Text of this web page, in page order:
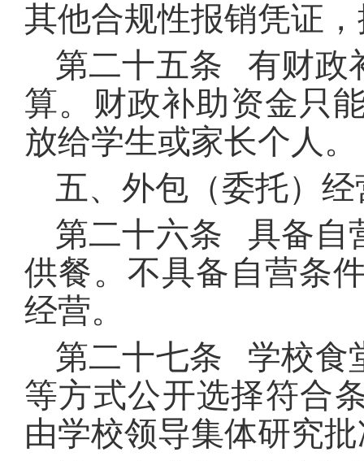
其他合规性报销凭证
第二十五条 有财政
算。财政补助资金只
放给学生或家长个人。
五、外包（委托）
第二十六条 具备自
供餐。不具备自营条
经营。
第二十七条 学校食
等方式公开选择符合
由学校领导集体研究